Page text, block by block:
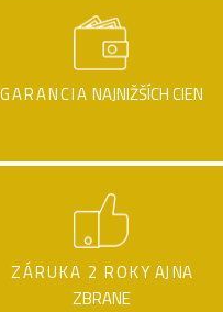
GARANCIA NAJNIŽŠÍCH CIEN
ZÁRUKA 2 ROKY AJ NA
ZBRANE